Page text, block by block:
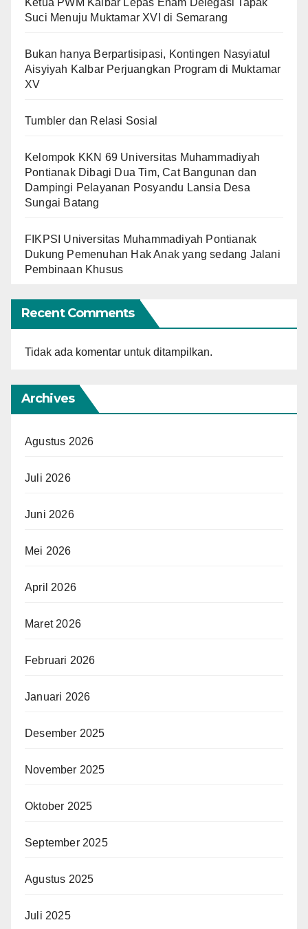
Suci Menuju Muktamar XVI di Semarang
Bukan hanya Berpartisipasi, Kontingen Nasyiatul
Aisyiyah Kalbar Perjuangkan Program di Muktamar
XV
Tumbler dan Relasi Sosial
Kelompok KKN 69 Universitas Muhammadiyah
Pontianak Dibagi Dua Tim, Cat Bangunan dan
Dampingi Pelayanan Posyandu Lansia Desa
Sungai Batang
FIKPSI Universitas Muhammadiyah Pontianak
Dukung Pemenuhan Hak Anak yang sedang Jalani
Pembinaan Khusus
Recent Comments
Tidak ada komentar untuk ditampilkan.
Archives
Agustus 2026
Juli 2026
Juni 2026
Mei 2026
April 2026
Maret 2026
Februari 2026
Januari 2026
Desember 2025
November 2025
Oktober 2025
September 2025
Agustus 2025
Juli 2025